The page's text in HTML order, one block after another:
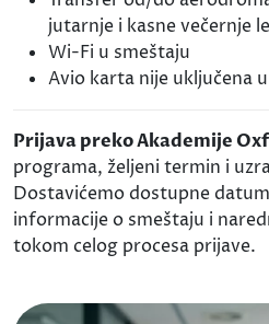
jutarnje i kasne večernje
Wi-Fi u smeštaju
Avio karta nije uključena
Prijava preko Akademije
programa, željeni termin i
Dostavićemo dostupne
informacije o smeštaju i
tokom celog procesa prijave.